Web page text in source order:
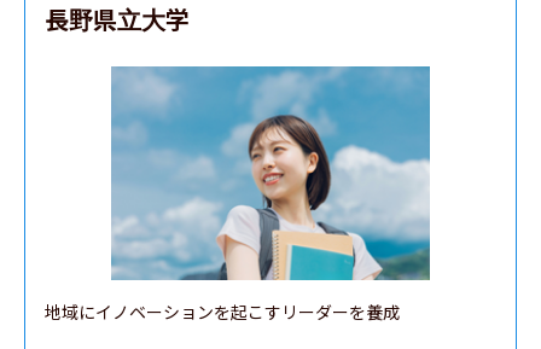
長野県立大学
地域にイノベーションを起こすリーダーを養成